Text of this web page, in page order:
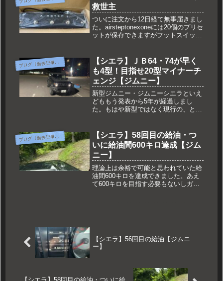
救世主
ついに注文から12日経て無事届きまし
た。airsteptonexoneには20個のプリセ
ットが保存できますがフットスイッチ
いますが私の使用目的としてはプリセ
ットの切り替え（4～8？）なのでこれ
で目的は果たせそうです。
ブ
ログ（過去記事一覧）
【シエラ】ＪＢ64・74が早く
も4型！目指せ20型マイナーチ
ェンジ【ジムニー】
新型ジムニー・ジムニーシエラといえ
どももう発表から5年が経過しまし
た。もはや新型ではなく現行の、と付
ん。ＪＢ23は10型まで生産されていた
ということでマニアック拘りのある方
は希望の型式を探すだけでも一苦労で
す。
ブ
ログ（過去記事一覧）
【シエラ】58回目の給油・つ
いに給油間600キロ達成【ジム
ニー】
理論上は余裕で可能と思われていた給
油間600キロを達成できました。あえ
て600キロを目指す必要もないしガソ
【シエラ】56回目の給油【ジムニ
ー】